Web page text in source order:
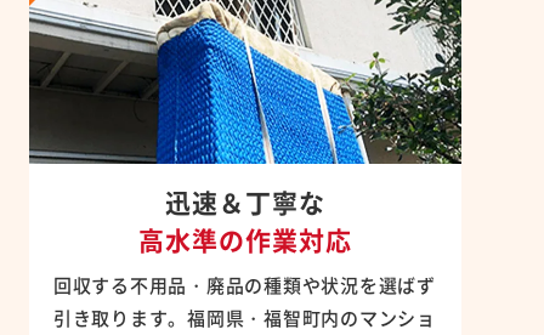
迅速＆丁寧な
高水準の作業対応
回収する不用品・廃品の種類や状況を選ばず
引き取ります。福岡県・福智町内のマンショ